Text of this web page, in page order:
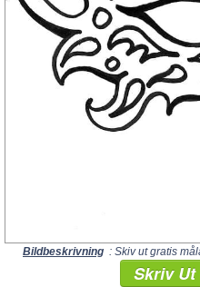
Bildbeskrivning : Skiv ut gratis
Skriv Ut